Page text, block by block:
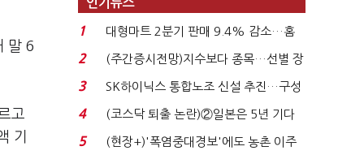
말 6
고
기
인기뉴스
1
대형마트 2분기 판매 9.4% 감소…홈
플러스 사태 여파...
2
(주간증시전망)지수보다 종목…선별 장
세 이어진다...
3
SK하이닉스 통합노조 신설 추진…구성
원 간 성과급 불...
4
(코스닥 퇴출 논란)②일본은 5년 기다
려주는데 우리는 ...
5
(현장+)'폭염중대경보'에도 농촌 이주